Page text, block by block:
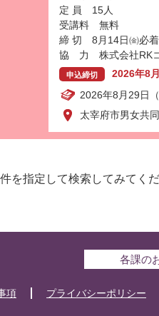
定 員 15人
受講料 無料
締 切 8月14日㈮必着
協 力 株式会社RK
申込締切
2026年8
2026年8月29日（
太宰府市男女共
を指定して検索してみてくだ
各課の
項 プライバシーポリシー